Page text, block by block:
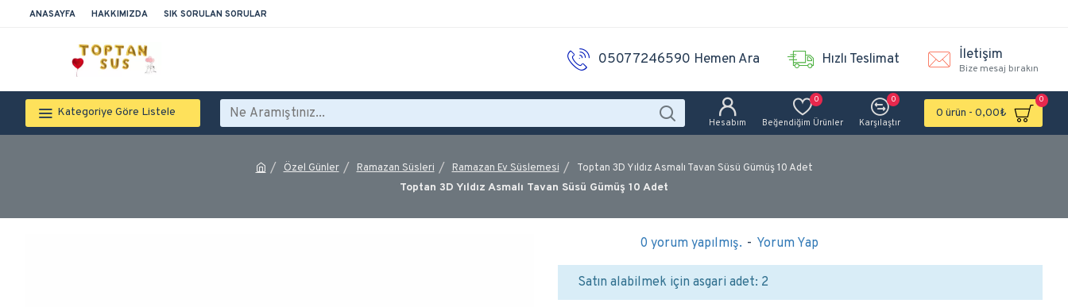
ANASAYFA HAKKIMIZDA SIK SORULAN SORULAR
05077246590 Hemen Ara Hızlı Teslimat İletişim
Bize mesaj bırakın
Kategoriye Göre Listele
Hesabım Beğendiğim Ürünler
0
Karşılaştır
0
0 ürün - 0,00₺
0
Özel Günler Ramazan Süsleri Ramazan Ev Süslemesi Toptan 3D Yıldız Asmalı Tavan Süsü Gümüş 10 Adet
Toptan 3D Yıldız Asmalı Tavan Süsü Gümüş 10 Adet
0 yorum yapılmış. - Yorum Yap
Satın alabilmek için asgari adet: 2